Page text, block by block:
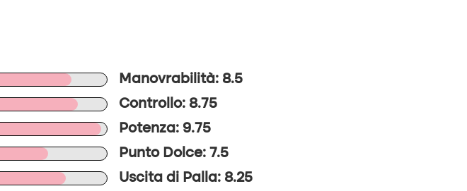
Manovrabilità: 8.5
Controllo: 8.75
Potenza: 9.75
Punto Dolce: 7.5
Uscita di Palla: 8.25